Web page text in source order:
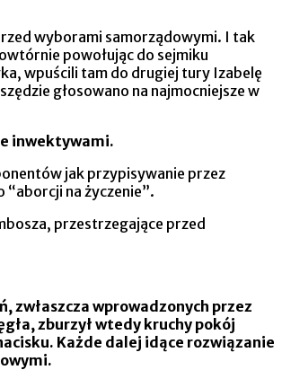
wyborami samorządowymi. I tak
powołując do sejmiku
wpuścili tam do drugiej tury Izabelę
głosowano na najmocniejsze w
inwektywami.
jak przypisywanie przez
na życzenie”.
przestrzegające przed
zwłaszcza wprowadzonych przez
zburzył wtedy kruchy pokój
Każde dalej idące rozwiązanie